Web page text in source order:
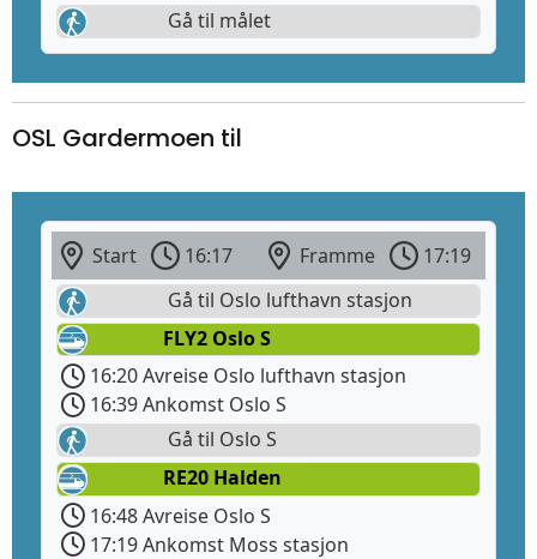
Gå til målet
OSL Gardermoen til
Start 16:17 Framme
17:19
Gå til Oslo lufthavn stasjon
FLY2 Oslo S
16:20 Avreise Oslo lufthavn stasjon
16:39 Ankomst Oslo S
Gå til Oslo S
RE20 Halden
16:48 Avreise Oslo S
17:19 Ankomst Moss stasjon